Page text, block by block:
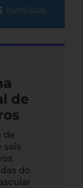
05/08/2026
de
de
sais
do